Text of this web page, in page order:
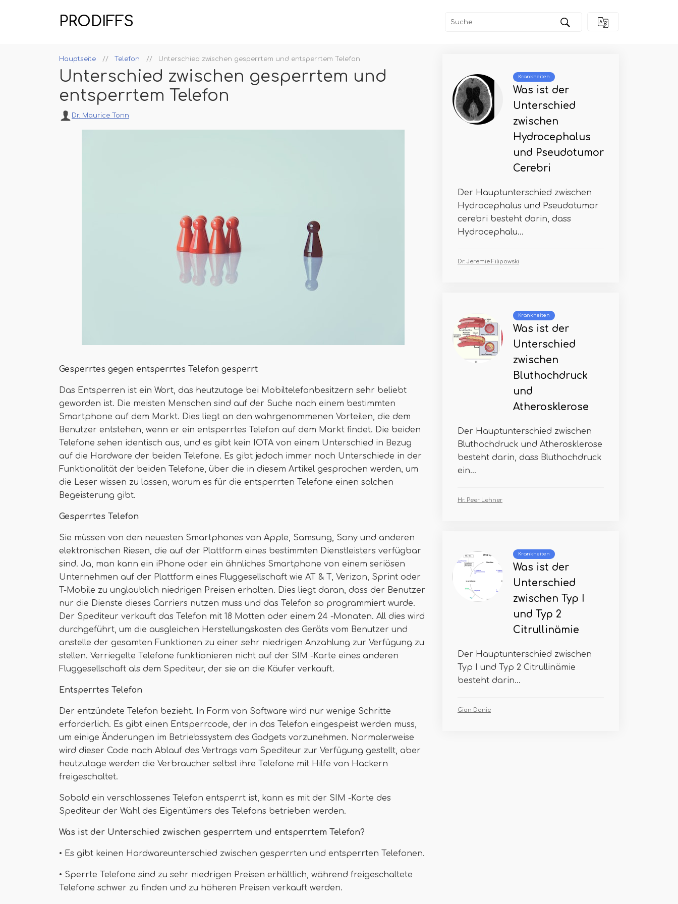
PRODIFFS
Hauptseite Telefon Unterschied zwischen gesperrtem und entsperrtem Telefon
Unterschied zwischen gesperrtem und
entsperrtem Telefon
Dr. Maurice Tonn
Gesperrtes gegen entsperrtes Telefon gesperrt
Das Entsperren ist ein Wort, das heutzutage bei Mobiltelefonbesitzern sehr beliebt
geworden ist. Die meisten Menschen sind auf der Suche nach einem bestimmten
Smartphone auf dem Markt. Dies liegt an den wahrgenommenen Vorteilen, die dem
Benutzer entstehen, wenn er ein entsperrtes Telefon auf dem Markt findet. Die beiden
Telefone sehen identisch aus, und es gibt kein IOTA von einem Unterschied in Bezug
auf die Hardware der beiden Telefone. Es gibt jedoch immer noch Unterschiede in der
Funktionalität der beiden Telefone, über die in diesem Artikel gesprochen werden, um
die Leser wissen zu lassen, warum es für die entsperrten Telefone einen solchen
Begeisterung gibt.
Gesperrtes Telefon
Sie müssen von den neuesten Smartphones von Apple, Samsung, Sony und anderen
elektronischen Riesen, die auf der Plattform eines bestimmten Dienstleisters verfügbar
sind. Ja, man kann ein iPhone oder ein ähnliches Smartphone von einem seriösen
Unternehmen auf der Plattform eines Fluggesellschaft wie AT & T, Verizon, Sprint oder
T-Mobile zu unglaublich niedrigen Preisen erhalten. Dies liegt daran, dass der Benutzer
nur die Dienste dieses Carriers nutzen muss und das Telefon so programmiert wurde.
Der Spediteur verkauft das Telefon mit 18 Motten oder einem 24 -Monaten. All dies wird
durchgeführt, um die ausgleichen Herstellungskosten des Geräts vom Benutzer und
anstelle der gesamten Funktionen zu einer sehr niedrigen Anzahlung zur Verfügung zu
stellen. Verriegelte Telefone funktionieren nicht auf der SIM -Karte eines anderen
Fluggesellschaft als dem Spediteur, der sie an die Käufer verkauft.
Entsperrtes Telefon
Der entzündete Telefon bezieht. In Form von Software wird nur wenige Schritte
erforderlich. Es gibt einen Entsperrcode, der in das Telefon eingespeist werden muss,
um einige Änderungen im Betriebssystem des Gadgets vorzunehmen. Normalerweise
wird dieser Code nach Ablauf des Vertrags vom Spediteur zur Verfügung gestellt, aber
heutzutage werden die Verbraucher selbst ihre Telefone mit Hilfe von Hackern
freigeschaltet.
Sobald ein verschlossenes Telefon entsperrt ist, kann es mit der SIM -Karte des
Spediteur der Wahl des Eigentümers des Telefons betrieben werden.
Was ist der Unterschied zwischen gesperrtem und entsperrtem Telefon?
• Es gibt keinen Hardwareunterschied zwischen gesperrten und entsperrten Telefonen.
• Sperrte Telefone sind zu sehr niedrigen Preisen erhältlich, während freigeschaltete
Telefone schwer zu finden und zu höheren Preisen verkauft werden.
Krankheiten
Was ist der
Unterschied
zwischen
Hydrocephalus
und Pseudotumor
Cerebri
Der Hauptunterschied zwischen
Hydrocephalus und Pseudotumor
cerebri besteht darin, dass
Hydrocephalu...
Dr. Jeremie Filipowski
Krankheiten
Was ist der
Unterschied
zwischen
Bluthochdruck
und
Atherosklerose
Der Hauptunterschied zwischen
Bluthochdruck und Atherosklerose
besteht darin, dass Bluthochdruck
ein...
Hr. Peer Lehner
Krankheiten
Was ist der
Unterschied
zwischen Typ I
und Typ 2
Citrullinämie
Der Hauptunterschied zwischen
Typ I und Typ 2 Citrullinämie
besteht darin...
Gian Donie